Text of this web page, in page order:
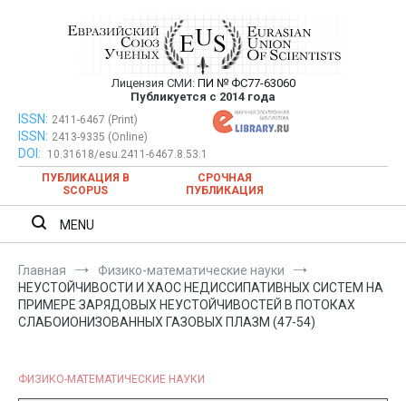
Евразийский Союз Ученых —
публикация научных статей в
ежемесячном научном журнале
Лицензия СМИ: ПИ № ФС77-63060
Публикуется с 2014 года
Евразийский Союз Ученых — публикация научных статей в
ежемесячном научном журнале
ISSN: 2411-6467 (Print)
ISSN: 2413-9335 (Online)
DOI:
10.31618/esu.2411-6467.8.53.1
ПУБЛИКАЦИЯ В
SCOPUS
СРОЧНАЯ
ПУБЛИКАЦИЯ
MENU
Главная
Физико-математические науки
НЕУСТОЙЧИВОСТИ И ХАОС НЕДИССИПАТИВНЫХ СИСТЕМ НА
ПРИМЕРЕ ЗАРЯДОВЫХ НЕУСТОЙЧИВОСТЕЙ В ПОТОКАХ
СЛАБОИОНИЗОВАННЫХ ГАЗОВЫХ ПЛАЗМ (47-54)
ФИЗИКО-МАТЕМАТИЧЕСКИЕ НАУКИ